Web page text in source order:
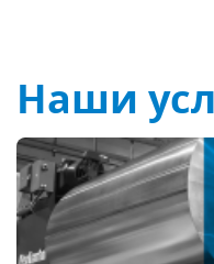
Наши